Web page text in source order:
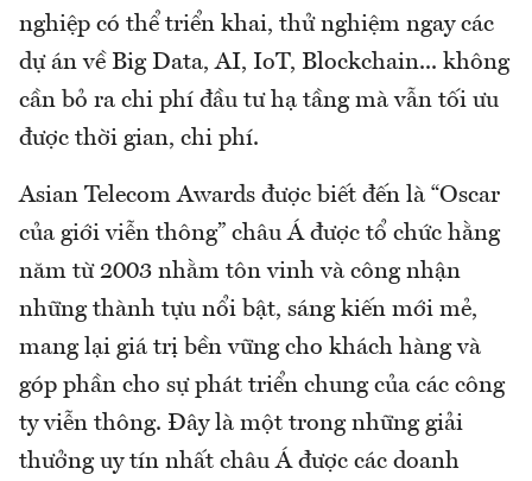
nghiệp có thể triển khai, thử nghiệm ngay các
dự án về Big Data, AI, IoT, Blockchain... không
cần bỏ ra chi phí đầu tư hạ tầng mà vẫn tối ưu
được thời gian, chi phí.
Asian Telecom Awards được biết đến là “Oscar
của giới viễn thông” châu Á được tổ chức hằng
năm từ 2003 nhằm tôn vinh và công nhận
những thành tựu nổi bật, sáng kiến mới mẻ,
mang lại giá trị bền vững cho khách hàng và
góp phần cho sự phát triển chung của các công
ty viễn thông. Đây là một trong những giải
thưởng uy tín nhất châu Á được các doanh